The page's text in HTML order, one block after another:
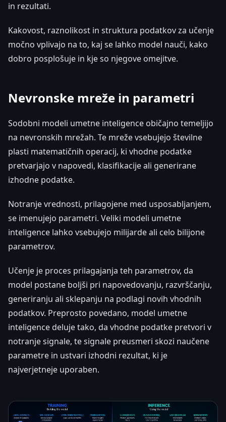
in rezultati.
Kakovost, raznolikost in struktura podatkov za učenje
močno vplivajo na to, kaj se lahko model nauči, kako
dobro posplošuje in kje so njegove omejitve.
Nevronske mreže in parametri
Sodobni modeli umetne inteligence običajno temeljijo
na nevronskih mrežah. Te mreže vsebujejo številne
plasti matematičnih operacij, ki vhodne podatke
pretvarjajo v napovedi, klasifikacije ali generirane
izhodne podatke.
Notranje vrednosti, prilagojene med usposabljanjem,
se imenujejo parametri. Veliki modeli umetne
inteligence lahko vsebujejo milijarde ali celo bilijone
parametrov.
Učenje je proces prilagajanja teh parametrov, da
model postane boljši pri napovedovanju, razvrščanju,
generiranju ali sklepanju na podlagi novih vhodnih
podatkov. Preprosto povedano, model umetne
inteligence deluje tako, da vhodne podatke pretvori v
notranje signale, te signale preusmeri skozi naučene
parametre in ustvari izhodni rezultat, ki je
najverjetneje uporaben.